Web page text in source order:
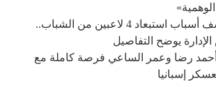
الزمالك يكشف أسباب استبعاد 4 لاعبين من الشباب..
يوضح التفاصيل
أحمد رضا وعمر الساعي فرصة كاملة مع
إسبانيا